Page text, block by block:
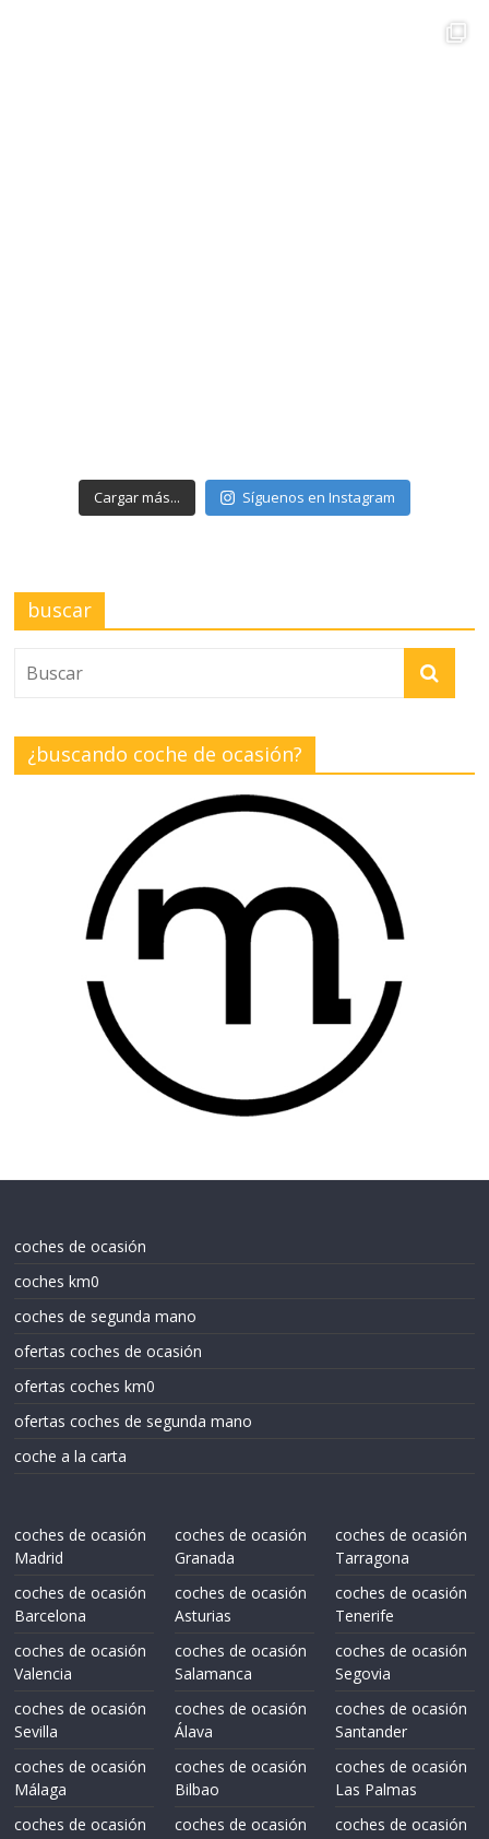
Cargar más... Síguenos en Instagram
buscar
¿buscando coche de ocasión?
coches de ocasión
coches km0
coches de segunda mano
ofertas coches de ocasión
ofertas coches km0
ofertas coches de segunda mano
coche a la carta
coches de ocasión
Madrid
coches de ocasión
Barcelona
coches de ocasión
Valencia
coches de ocasión
Sevilla
coches de ocasión
Málaga
coches de ocasión
coches de ocasión
Granada
coches de ocasión
Asturias
coches de ocasión
Salamanca
coches de ocasión
Álava
coches de ocasión
Bilbao
coches de ocasión
coches de ocasión
Tarragona
coches de ocasión
Tenerife
coches de ocasión
Segovia
coches de ocasión
Santander
coches de ocasión
Las Palmas
coches de ocasión